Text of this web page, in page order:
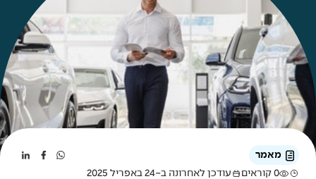
מאמר
0 קוראים
עודכן לאחרונה ב-24 באפריל 2025